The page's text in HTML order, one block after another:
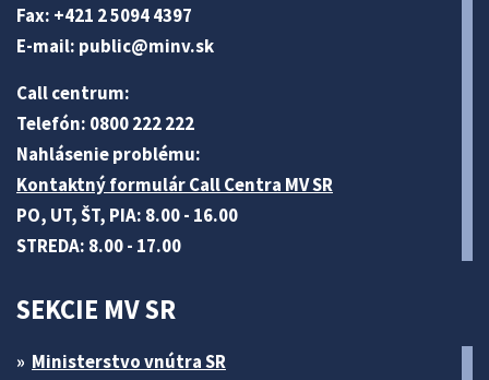
Fax: +421 2 5094 4397
E-mail: public@minv.sk
Call centrum:
Telefón: 0800 222 222
Nahlásenie problému:
Kontaktný formulár Call Centra MV SR
PO, UT, ŠT, PIA: 8.00 - 16.00
STREDA: 8.00 - 17.00
SEKCIE MV SR
Ministerstvo vnútra SR